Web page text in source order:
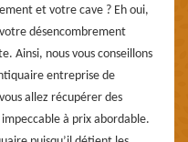
et votre cave ? Eh oui,
désencombrement
Ainsi, nous vous conseillons
entreprise de
allez récupérer des
à prix abordable.